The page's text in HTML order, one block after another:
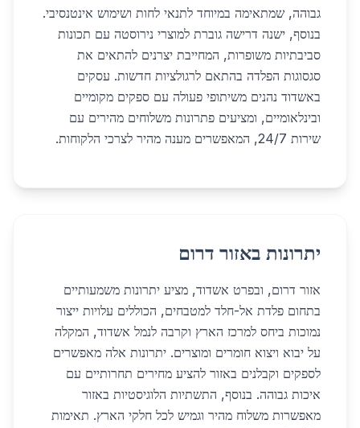
גבוהה, שמתאימה במיוחד לתנאי לחות ושימוש אינטנסיבי.
בנוסף, ישנה דרישה גוברת למוצרי נירוסטה עם תכונות
סביבתיות משופרות, המחייבת יצרנים להתאים את
סגסוגות הפלדה בהתאם לרגולציות חדשות. עסקים
באשדוד נהנים משיתופי פעולה עם ספקים מקומיים
ובינלאומיים, ומציעים פתרונות משלוחים מהירים עם
שירות 24/7, המאפשרים מענה מהיר לצרכי הלקוחות.
יתרונות באזור דרום
אזור דרום, ובפרט אשדוד, מציע יתרונות משמעותיים
בתחום פלדת אל-חלד למטבחים, הכוללים עלויות ייצור
נמוכות ביחס למרכז הארץ וקרבה לנמל אשדוד, המקלה
על יבוא ויצוא חומרים ומוצרים. יתרונות אלה מאפשרים
לספקים וקבלנים באזור להציע מחירים תחרותיים עם
איכות גבוהה. בנוסף, התשתיות הלוגיסטיות באזור
מאפשרות משלוח מהיר וגמיש לכל חלקי הארץ. תאימות